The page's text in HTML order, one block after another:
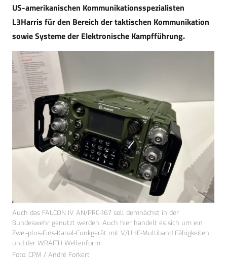
US-amerikanischen Kommunikationsspezialisten
L3Harris für den Bereich der taktischen Kommunikation
sowie Systeme der Elektronische Kampfführung.
Auch das FALCON IV AN/PRC-167 soll demnächst in der
Bundeswehr genutzt werden. Auch hier handelt es sich um ein
Zwei-plus-Eins-Kanal-Funkgerät mit V/UHF-Multiband Fähigkeiten
und der WRAITH Wellenform.
Foto: CPM / André Forkert